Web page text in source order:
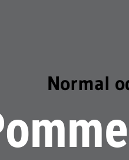
Normal